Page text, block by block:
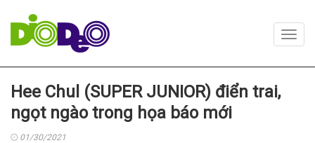
Hee Chul (SUPER JUNIOR) điển trai,
ngọt ngào trong họa báo mới
01/30/2021